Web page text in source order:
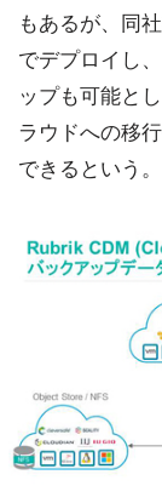
もあるが、同
でデプロイし
ップも可能と
ラウドへの移
できるという。